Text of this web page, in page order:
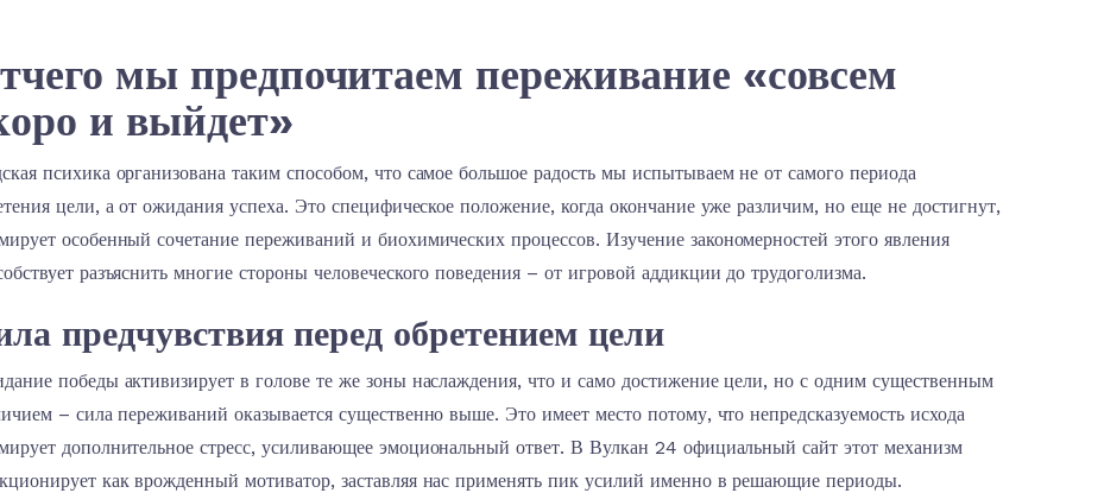
мы предпочитаем переживание «совсем
и выйдет»
психика организована таким способом, что самое большое радость мы испытываем не от самого периода
цели, а от ожидания успеха. Это специфическое положение, когда окончание уже различим, но еще не достигнут,
особенный сочетание переживаний и биохимических процессов. Изучение закономерностей этого явления
разъяснить многие стороны человеческого поведения – от игровой аддикции до трудоголизма.
предчувствия перед обретением цели
победы активизирует в голове те же зоны наслаждения, что и само достижение цели, но с одним существенным
– сила переживаний оказывается существенно выше. Это имеет место потому, что непредсказуемость исхода
дополнительное стресс, усиливающее эмоциональный ответ. В Вулкан 24 официальный сайт этот механизм
как врожденный мотиватор, заставляя нас применять пик усилий именно в решающие периоды.